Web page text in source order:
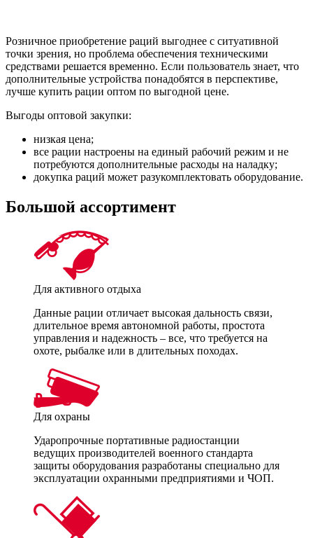
Розничное приобретение раций выгоднее с ситуативной
точки зрения, но проблема обеспечения техническими
средствами решается временно. Если пользователь знает, что
дополнительные устройства понадобятся в перспективе,
лучше купить рации оптом по выгодной цене.
Выгоды оптовой закупки:
низкая цена;
все рации настроены на единый рабочий режим и не
потребуются дополнительные расходы на наладку;
докупка раций может разукомплектовать оборудование.
Большой ассортимент
Для активного отдыха
Данные рации отличает высокая дальность связи,
длительное время автономной работы, простота
управления и надежность – все, что требуется на
охоте, рыбалке или в длительных походах.
Для охраны
Ударопрочные портативные радиостанции
ведущих производителей военного стандарта
защиты оборудования разработаны специально для
эксплуатации охранными предприятиями и ЧОП.